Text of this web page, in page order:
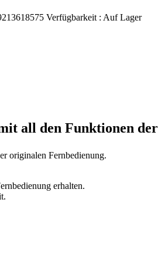
Verfügbarkeit : Auf Lager
all den Funktionen
originalen Fernbedienung.
erhalten.